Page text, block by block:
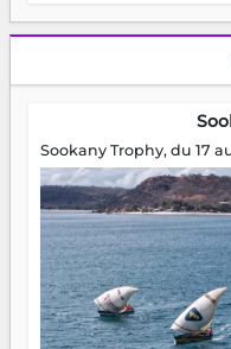
Sookany Trophy, du 17